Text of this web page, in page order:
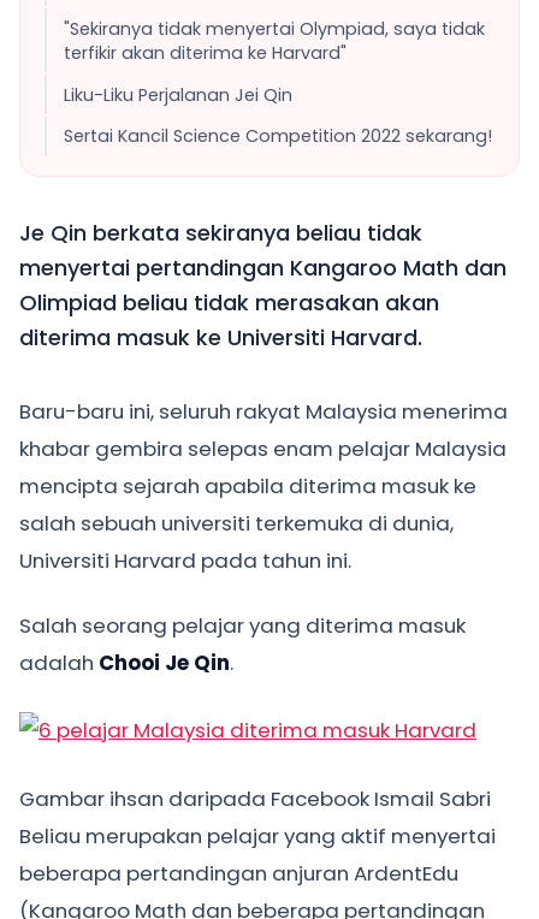
"Sekiranya tidak menyertai Olympiad, saya tidak
terfikir akan diterima ke Harvard"
Liku-Liku Perjalanan Jei Qin
Sertai Kancil Science Competition 2022 sekarang!
Je Qin berkata sekiranya beliau tidak
menyertai pertandingan Kangaroo Math dan
Olimpiad beliau tidak merasakan akan
diterima masuk ke Universiti Harvard.
Baru-baru ini, seluruh rakyat Malaysia menerima
khabar gembira selepas enam pelajar Malaysia
mencipta sejarah apabila diterima masuk ke
salah sebuah universiti terkemuka di dunia,
Universiti Harvard pada tahun ini.
Salah seorang pelajar yang diterima masuk
adalah Chooi Je Qin.
Gambar ihsan daripada Facebook Ismail Sabri
Beliau merupakan pelajar yang aktif menyertai
beberapa pertandingan anjuran ArdentEdu
(Kangaroo Math dan beberapa pertandingan